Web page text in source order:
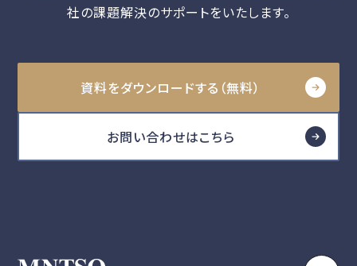
社の課題解決のサポートをいたします。
資料をダウンロードする（無料）
お問い合わせはこちら